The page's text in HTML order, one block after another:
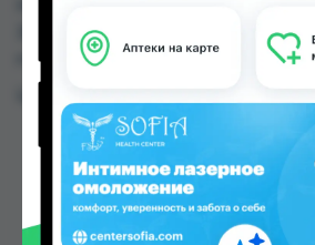
30.00 TJS до 40.00 TJS в
городах Таджикистана